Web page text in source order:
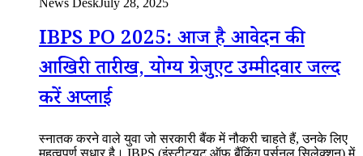
IBPS PO 2025: आज है आवेदन की
आखिरी तारीख, योग्य ग्रेजुएट उम्मीदवार जल्द
करें अप्लाई
स्नातक करने वाले युवा जो सरकारी बैंक में नौकरी चाहते हैं, उनके लिए